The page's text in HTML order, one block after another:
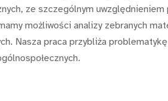
ze szczególnym uwzględnieniem
możliwości analizy zebranych
Nasza praca przybliża